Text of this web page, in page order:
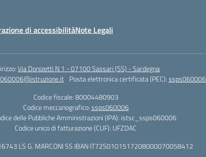
di accessibilitàNote Legali
Via Donizetti N 1 - 07100 Sassari (SS) - Sardegna
Posta elettronica certificata (PEC):
Codice fiscale: 80004480903
Codice meccanografico:ssps060006
delle Pubbliche Amministrazioni (IPA): istsc_ssps060006
Codice unico di fatturazione (CUF): UFZDAC
LS G. MARCONI SS IBAN IT72S0101517208000070058412